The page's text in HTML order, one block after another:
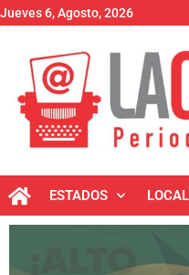
Jueves 6, Agosto, 2026
ESTADOS LOCAL